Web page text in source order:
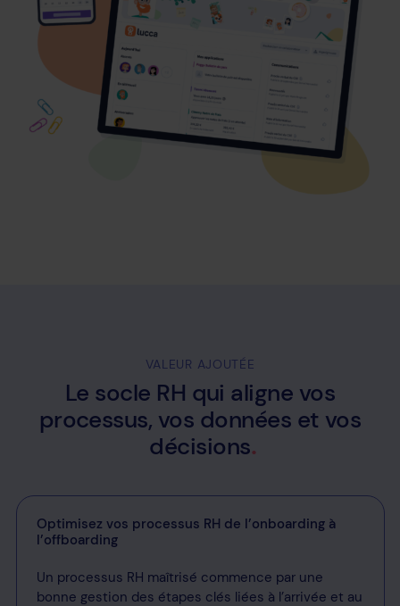
VALEUR AJOUTÉE
Le socle RH qui aligne vos
processus, vos données et vos
décisions
Optimisez vos processus RH de l’onboarding à
l’offboarding
Un processus RH maîtrisé commence par une
bonne gestion des étapes clés liées à l’arrivée et au